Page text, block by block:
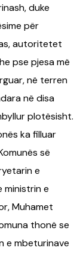
duke
për
autoritetet
pse pjesa më
në terren
në disa
plotësisht.
ka filluar
së
e
ministrin e
Muhamet
thonë se
e mbeturinave